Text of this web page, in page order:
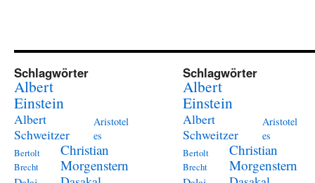
Schlagwörter
Albert
Einstein
Albert
Schweitzer
Aristotel
es
Bertolt
Brecht
Christian
Morgenstern
Schlagwörter
Albert
Einstein
Albert
Schweitzer
Aristotel
es
Bertolt
Brecht
Christian
Morgenstern